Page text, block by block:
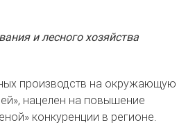
и лесного хозяйства
производств на окружающую
нацелен на повышение
конкуренции в регионе.